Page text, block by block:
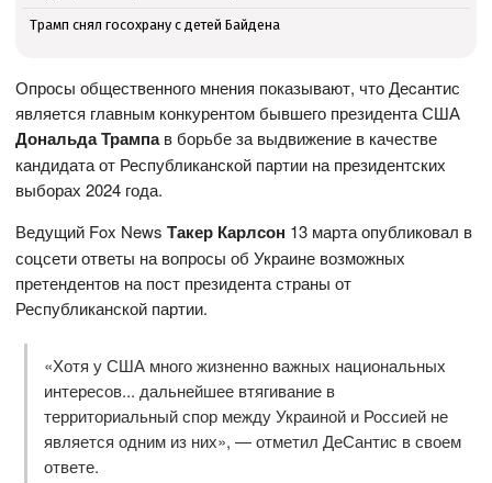
Трамп снял госохрану с детей Байдена
Опросы общественного мнения показывают, что Деcантис
является главным конкурентом бывшего президента США
Дональда Трампав борьбе за выдвижение в качестве
кандидата от Республиканской партии на президентских
выборах 2024 года.
Ведущий Fox NewsТакер Карлсон 13 марта опубликовал в
соцсети ответы на вопросы об Украине возможных
претендентов на пост президента страны от
Республиканской партии.
«Хотя у США много жизненно важных национальных
интересов... дальнейшее втягивание в
территориальный спор между Украиной и Россией не
является одним из них», — отметил ДеСантис в своем
ответе.